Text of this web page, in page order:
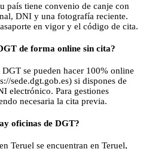
país tiene convenio de canje con
DNI y una fotografía reciente.
en vigor y el código de cita.
de forma online sin cita?
se pueden hacer 100% online
sede.dgt.gob.es) si dispones de
electrónico. Para gestiones
necesaria la cita previa.
oficinas de DGT?
Teruel se encuentran en Teruel,